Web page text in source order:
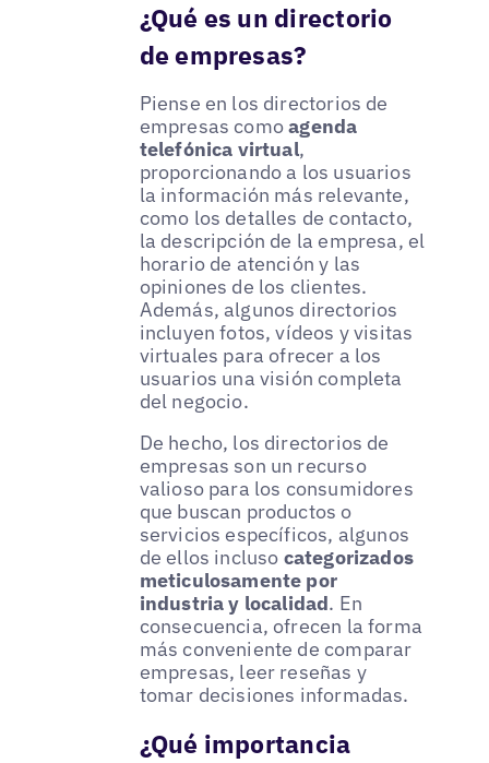
¿Qué es un directorio
de empresas?
Piense en los directorios de
empresas comoagenda
telefónica virtual,
proporcionando a los usuarios
la información más relevante,
como los detalles de contacto,
la descripción de la empresa, el
horario de atención y las
opiniones de los clientes.
Además, algunos directorios
incluyen fotos, vídeos y visitas
virtuales para ofrecer a los
usuarios una visión completa
del negocio.
De hecho, los directorios de
empresas son un recurso
valioso para los consumidores
que buscan productos o
servicios específicos, algunos
de ellos incluso categorizados
meticulosamente por
industria y localidad. En
consecuencia, ofrecen la forma
más conveniente de comparar
empresas, leer reseñas y
tomar decisiones informadas.
¿Qué importancia